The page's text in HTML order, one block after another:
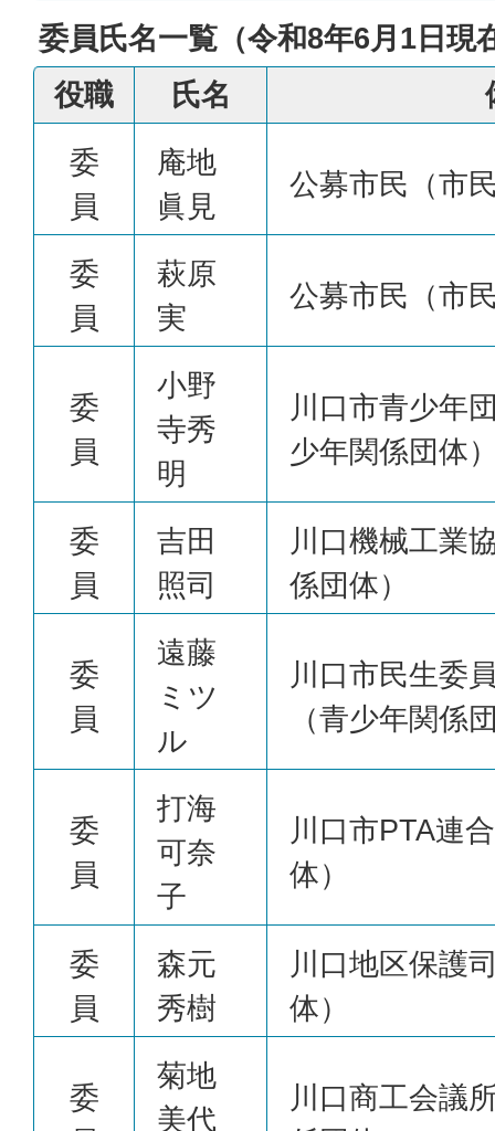
委員氏名一覧（令和8年6月1日現
役職
氏名
委
員
庵地
眞見
公募市民（市
委
員
萩原
実
公募市民（市
委
員
小野
寺秀
明
川口市青少年
少年関係団体
委
員
吉田
照司
川口機械工業
係団体）
委
員
遠藤
ミツ
ル
川口市民生委
（青少年関係
委
員
打海
可奈
子
川口市PTA連
体）
委
員
森元
秀樹
川口地区保護
体）
委
菊地
美代
川口商工会議